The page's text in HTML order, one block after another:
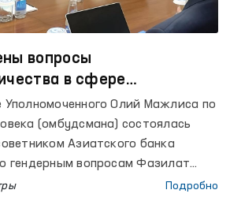
вопросы
в сфере
гендерному
Уполномоченного Олий Мажлиса по
(омбудсмана) состоялась
Азиатского банка
гендерным вопросам Фазилат
и национальным исследователем
Подробно